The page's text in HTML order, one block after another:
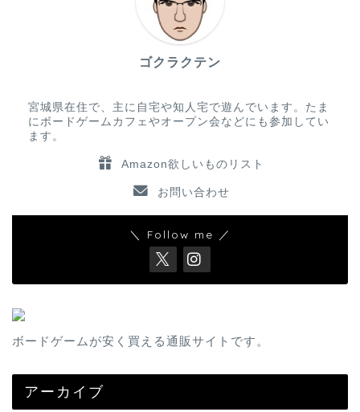
ゴクラクテン
宮城県在住で、主に自宅や知人宅で遊んでいます。たま
にボードゲームカフェやオープン会などにも参加してい
ます。
Amazon欲しいものリスト
お問い合わせ
＼ Follow me ／
ボードゲームが安く買える通販サイトです。
アーカイブ